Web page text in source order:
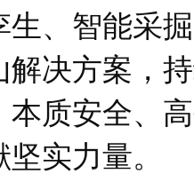
生、智能采
解决方案，
本质安全、
实力量。